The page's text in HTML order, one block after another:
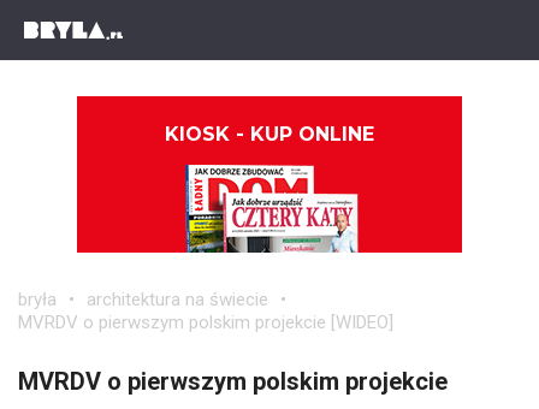
KIOSK - KUP ONLINE
bryła
architektura na świecie
MVRDV o pierwszym polskim projekcie [WIDEO]
MVRDV o pierwszym polskim projekcie